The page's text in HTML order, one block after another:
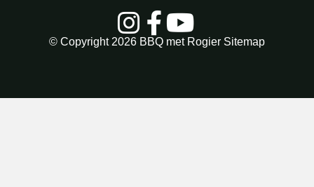
© Copyright 2026 BBQ met Rogier Sitemap